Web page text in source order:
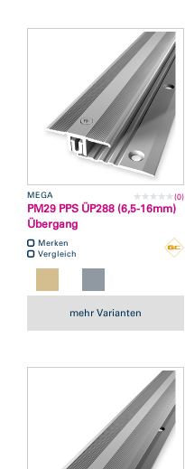
MEGA (0)
PM29 PPS ÜP288 (6,5-16mm)
Übergang
Merken
Vergleich
mehr Varianten